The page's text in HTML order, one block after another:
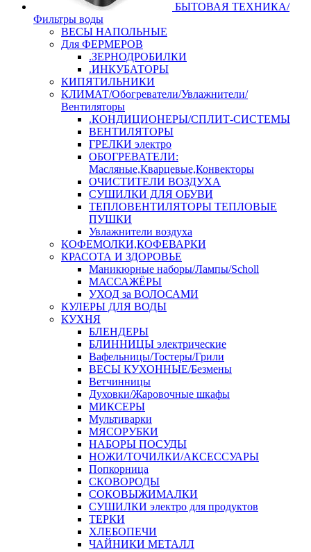
БЫТОВАЯ ТЕХНИКА/
Фильтры воды
ВЕСЫ НАПОЛЬНЫЕ
Для ФЕРМЕРОВ
.ЗЕРНОДРОБИЛКИ
.ИНКУБАТОРЫ
КИПЯТИЛЬНИКИ
КЛИМАТ/Обогреватели/Увлажнители/
Вентиляторы
.КОНДИЦИОНЕРЫ/СПЛИТ-СИСТЕМЫ
ВЕНТИЛЯТОРЫ
ГРЕЛКИ электро
ОБОГРЕВАТЕЛИ:
Масляные,Кварцевые,Конвекторы
ОЧИСТИТЕЛИ ВОЗДУХА
СУШИЛКИ ДЛЯ ОБУВИ
ТЕПЛОВЕНТИЛЯТОРЫ ТЕПЛОВЫЕ
ПУШКИ
Увлажнители воздуха
КОФЕМОЛКИ,КОФЕВАРКИ
КРАСОТА И ЗДОРОВЬЕ
Маникюрные наборы/Лампы/Scholl
МАССАЖЁРЫ
УХОД за ВОЛОСАМИ
КУЛЕРЫ ДЛЯ ВОДЫ
КУХНЯ
БЛЕНДЕРЫ
БЛИННИЦЫ электрические
Вафельницы/Тостеры/Грили
ВЕСЫ КУХОННЫЕ/Безмены
Ветчинницы
Духовки/Жаровочные шкафы
МИКСЕРЫ
Мультиварки
МЯСОРУБКИ
НАБОРЫ ПОСУДЫ
НОЖИ/ТОЧИЛКИ/АКСЕССУАРЫ
Попкорница
СКОВОРОДЫ
СОКОВЫЖИМАЛКИ
СУШИЛКИ электро для продуктов
ТЕРКИ
ХЛЕБОПЕЧИ
ЧАЙНИКИ МЕТАЛЛ